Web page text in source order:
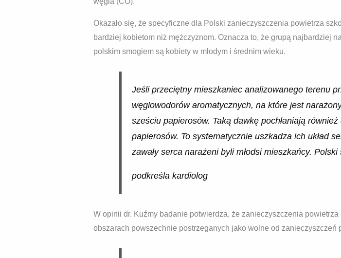
Okazało się, że specyficzne dla Polski zanieczyszczenia powietrza
bardziej kobietom niż mężczyznom. Oznacza to, że grupą najbardziej
polskim smogiem są kobiety w młodym i średnim wieku.
Jeśli przeciętny mieszkaniec analizowanego terenu
węglowodorów aromatycznych, na które jest
sześciu papierosów. Taką dawkę pochłaniają
papierosów. To systematycznie uszkadza ich układ
zawały serca narażeni byli młodsi mieszkańcy.
podkreśla kardiolog
W opinii dr. Kuźmy badanie potwierdza, że zanieczyszczenia
obszarach powszechnie postrzeganych jako wolne od zanieczyszczeń